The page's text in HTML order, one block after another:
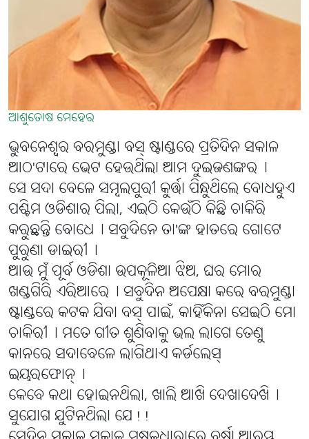
ଆଶୁତୋଷ ମେହେର
ଭୁବନେଶ୍ବର ବରମୁଣ୍ଡା ବସ୍ ଷ୍ଟାଣ୍ଡରେ ପ୍ରତିଦିନ ସକାଳ
ଆଠ'ଟାରେ ଭେଟ ହେଉଥିଲା ଆମ ଦୁଇଜଣଙ୍କର୤
ସେ ସଦା ବେଳେ ସମ୍ବଲପୁରୀ କୁର୍ତ୍ତା ପିନ୍ଧୁଥିଲେ ବୋଧହୁଏ
ପଶ୍ଚିମ ଓଡିଶାର ପିଲା, ଏଇଠି କେଉଁଠି କିଛି ଚାକିରି
କରୁଛନ୍ତି ବୋଧେ୤ ସବୁଦିନେ ତା'ଙ୍କ ହାତରେ ଗୋଟେ
ପୁରୁଣା ଡାଇରୀ୤
ଆଉ ମୁଁ ପୂର୍ବ ଓଡିଶା ଉପକୂଳିଆ ଝିଅ, ଘର ମୋର
ଖଣ୍ଡଗିରି ଏରିଆରେ୤ ସବୁଦିନ ଅପେକ୍ଷା କରେ ବରମୁଣ୍ଡା
ଷ୍ଟାଣ୍ଡରେ କଟକ ଯିବା ବସ୍ ପାଇଁ, କାହିଁକିନା ସେଇଠି ମୋ
ଚାକିରୀ୤ ମତେ ଗୀତ ଶୁଣିବାକୁ ଭଲ ଲାଗେ ତେଣୁ
କାନରେ ସଦାବେଳେ ଲାଗିଥାଏ କର୍ଡଲେସ୍
ଇୟରଫୋନ୍୤
କେବେ କଥା ହୋଇନଥିଲା, ଖାଲି ଆଖି ଦେଖାଦେଖି୤
ସୁଯୋଗ ଯୁଟିନଥିଲା ଯେ!!